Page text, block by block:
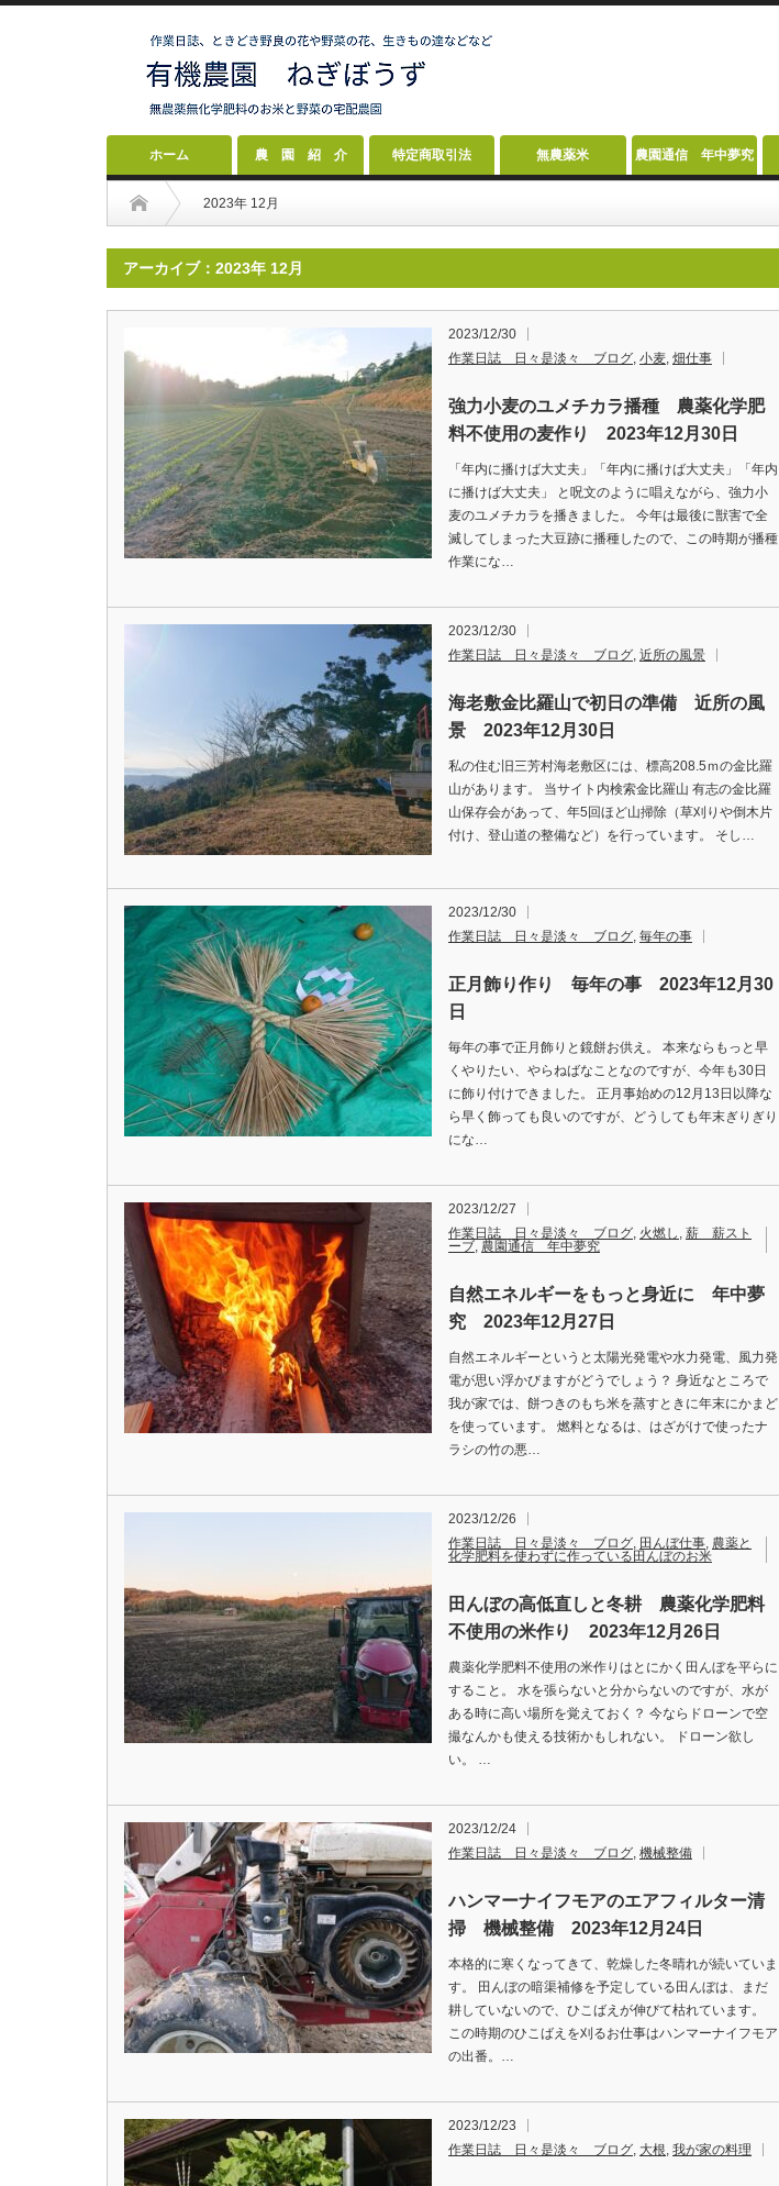
ホーム 農 園 紹 介 特定商取引法 無農薬米 農園通信 年中夢究
2023年 12月
アーカイブ：2023年 12月
2023/12/30
作業日誌 日々是淡々 ブログ, 小麦, 畑仕事
強力小麦のユメチカラ播種 農薬化学肥
料不使用の麦作り 2023年12月30日
「年内に播けば大丈夫」「年内に播けば大丈夫」「年内
に播けば大丈夫」 と呪文のように唱えながら、強力小
麦のユメチカラを播きました。 今年は最後に獣害で全
滅してしまった大豆跡に播種したので、この時期が播種
作業にな…
2023/12/30
作業日誌 日々是淡々 ブログ, 近所の風景
海老敷金比羅山で初日の準備 近所の風
景 2023年12月30日
私の住む旧三芳村海老敷区には、標高208.5ｍの金比羅
山があります。 当サイト内検索金比羅山 有志の金比羅
山保存会があって、年5回ほど山掃除（草刈りや倒木片
付け、登山道の整備など）を行っています。 そし…
2023/12/30
作業日誌 日々是淡々 ブログ, 毎年の事
正月飾り作り 毎年の事 2023年12月30
日
毎年の事で正月飾りと鏡餅お供え。 本来ならもっと早
くやりたい、やらねばなことなのですが、今年も30日
に飾り付けできました。 正月事始めの12月13日以降な
ら早く飾っても良いのですが、どうしても年末ぎりぎり
にな…
2023/12/27
作業日誌 日々是淡々 ブログ, 火燃し , 薪 薪スト
ーブ, 農園通信 年中夢究
自然エネルギーをもっと身近に 年中夢
究 2023年12月27日
自然エネルギーというと太陽光発電や水力発電、風力発
電が思い浮かびますがどうでしょう？ 身近なところで
我が家では、餅つきのもち米を蒸すときに年末にかまど
を使っています。 燃料となるは、はざがけで使ったナ
ラシの竹の悪…
2023/12/26
作業日誌 日々是淡々 ブログ, 田んぼ仕事, 農薬と
化学肥料を使わずに作っている田んぼのお米
田んぼの高低直しと冬耕 農薬化学肥料
不使用の米作り 2023年12月26日
農薬化学肥料不使用の米作りはとにかく田んぼを平らに
すること。 水を張らないと分からないのですが、水が
ある時に高い場所を覚えておく？ 今ならドローンで空
撮なんかも使える技術かもしれない。 ドローン欲し
い。 …
2023/12/24
作業日誌 日々是淡々 ブログ, 機械整備
ハンマーナイフモアのエアフィルター清
掃 機械整備 2023年12月24日
本格的に寒くなってきて、乾燥した冬晴れが続いていま
す。 田んぼの暗渠補修を予定している田んぼは、まだ
耕していないので、ひこばえが伸びて枯れています。
この時期のひこばえを刈るお仕事はハンマーナイフモア
の出番。…
2023/12/23
作業日誌 日々是淡々 ブログ, 大根, 我が家の料理